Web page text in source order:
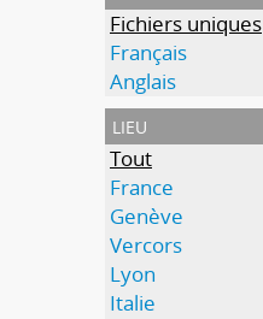
Fichiers uniques
Français
Anglais
lieu
Tout
France
Genève
Vercors
Lyon
Italie